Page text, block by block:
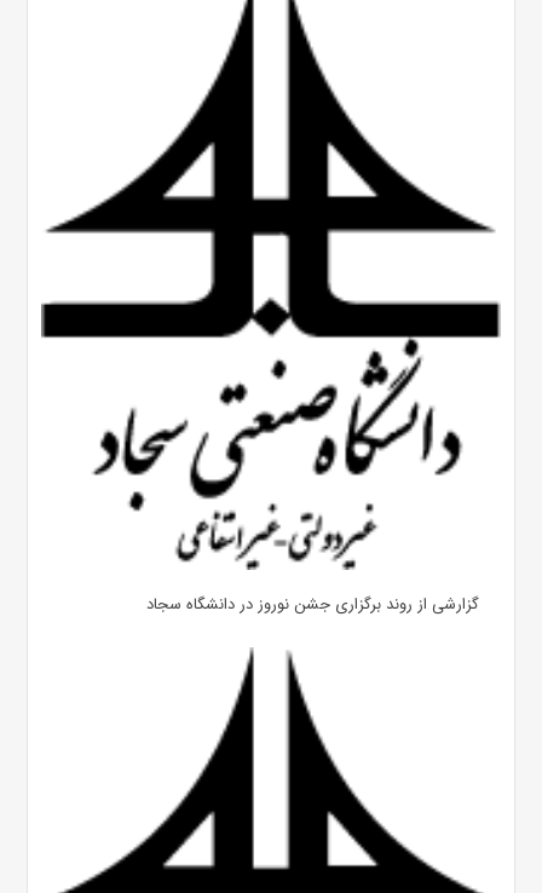
گزارشی از روند برگزاری جشن نوروز در دانشگاه سجاد